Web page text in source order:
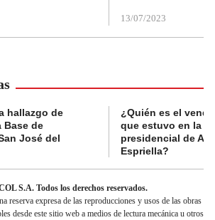
13/07/2023
hallazgo de
Base de
José del
¿Quién es el
que estuvo en la
presidencial de
Espriella?
S.A. Todos los derechos reservados.
reserva expresa de las reproducciones y usos de las obras
desde este sitio web a medios de lectura mecánica u otros